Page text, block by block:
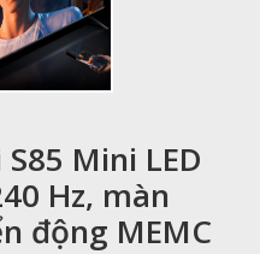
Mini LED
Hz, màn
động MEMC